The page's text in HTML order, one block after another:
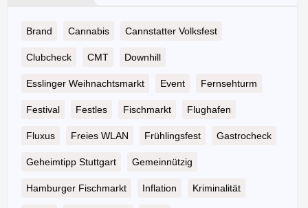
Brand Cannabis Cannstatter Volksfest
Clubcheck CMT Downhill
Esslinger Weihnachtsmarkt Event Fernsehturm
Festival Festles Fischmarkt Flughafen
Fluxus Freies WLAN Frühlingsfest Gastrocheck
Geheimtipp Stuttgart Gemeinnützig
Hamburger Fischmarkt Inflation Kriminalität